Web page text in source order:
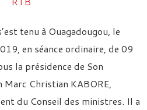
tenu à Ouagadougou, le
en séance ordinaire, de 09
la présidence de Son
Marc Christian KABORE,
du Conseil des ministres. Il a